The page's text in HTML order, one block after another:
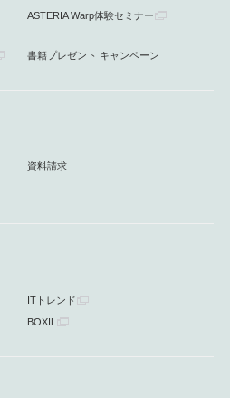
ASTERIA Warp体験セミナー
書籍プレゼント キャンペーン
資料請求
ITトレンド
BOXIL